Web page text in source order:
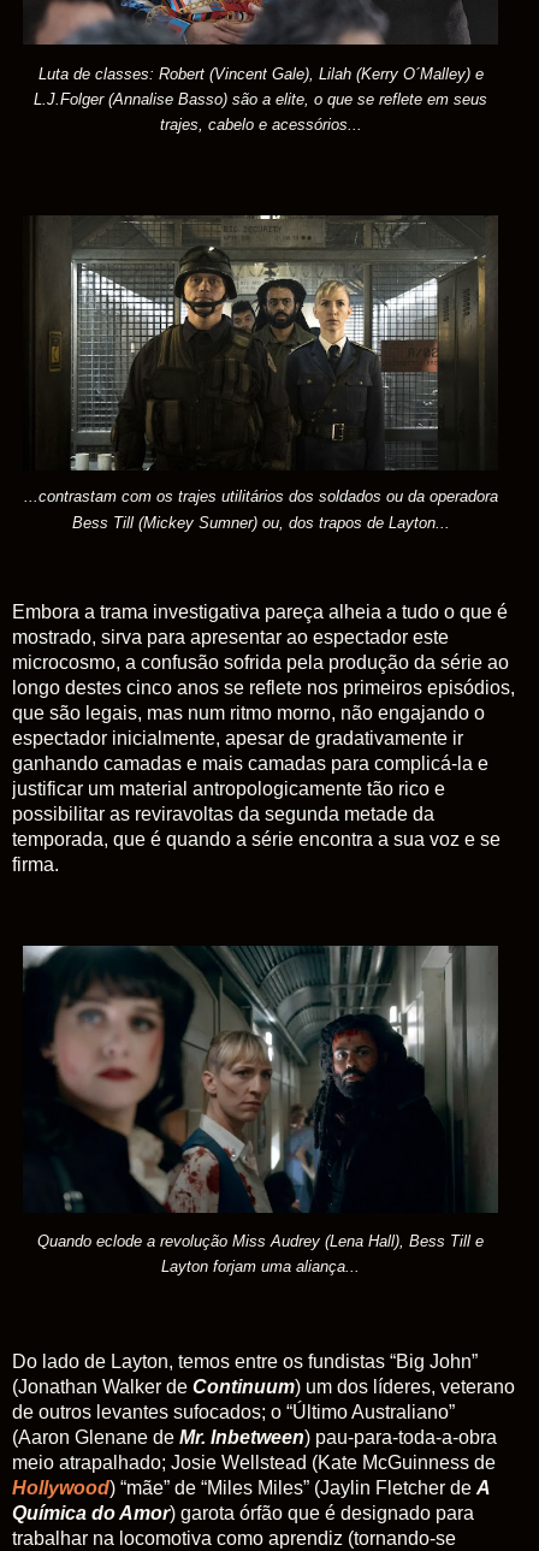
Luta de classes: Robert (Vincent Gale), Lilah (Kerry O´Malley) e
L.J. Folger (Annalise Basso) são a elite, o que se reflete em seus
trajes, cabelo e acessórios...
...contrastam com os trajes utilitários dos soldados ou da operadora
Bess Till (Mickey Sumner) ou, dos trapos de Layton...
Embora a trama investigativa pareça alheia a tudo o que é
mostrado, sirva para apresentar ao espectador este
microcosmo, a confusão sofrida pela produção da série ao
longo destes cinco anos se reflete nos primeiros episódios,
que são legais, mas num ritmo morno, não engajando o
espectador inicialmente, apesar de gradativamente ir
ganhando camadas e mais camadas para complicá-la e
justificar um material antropologicamente tão rico e
possibilitar as reviravoltas da segunda metade da
temporada, que é quando a série encontra a sua voz e se
firma.
Quando eclode a revolução Miss Audrey (Lena Hall), Bess Till e
Layton forjam uma aliança...
Do lado de Layton, temos entre os fundistas “Big John”
(Jonathan Walker de Continuum) um dos líderes, veterano
de outros levantes sufocados; o “Último Australiano”
(Aaron Glenane de Mr. Inbetween) pau-para-toda-a-obra
meio atrapalhado; Josie Wellstead (Kate McGuinness de
Hollywood) “mãe” de “Miles Miles” (Jaylin Fletcher de A
Química do Amor) garota órfão que é designado para
trabalhar na locomotiva como aprendiz (tornando-se